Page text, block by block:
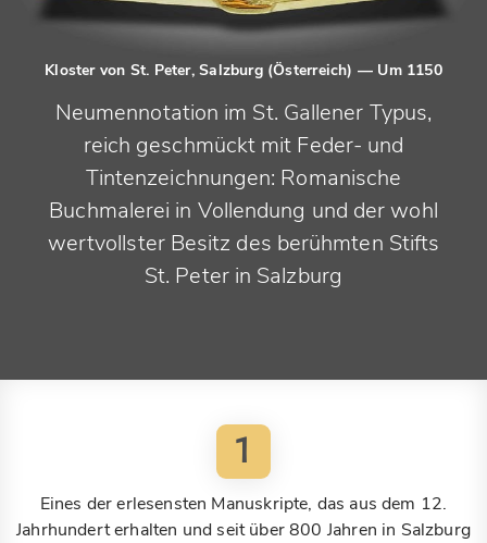
Kloster von St. Peter, Salzburg (Österreich) — Um 1150
Neumennotation im St. Gallener Typus,
reich geschmückt mit Feder- und
Tintenzeichnungen: Romanische
Buchmalerei in Vollendung und der wohl
wertvollster Besitz des berühmten Stifts
St. Peter in Salzburg
1
Eines der erlesensten Manuskripte, das aus dem 12.
Jahrhundert erhalten und seit über 800 Jahren in Salzburg